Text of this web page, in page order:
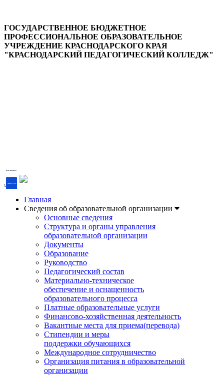
ГОСУДАРСТВЕННОЕ БЮДЖЕТНОЕ
ПРОФЕССИОНАЛЬНОЕ ОБРАЗОВАТЕЛЬНОЕ
УЧРЕЖДЕНИЕ КРАСНОДАРСКОГО КРАЯ
"КРАСНОДАРСКИЙ ПЕДАГОГИЧЕСКИЙ КОЛЛЕДЖ"
Есть вопрос?
Напишите об этом
Главная
Сведения об образовательной организации
Основные сведения
Структура и органы управления
образовательной организации
Документы
Образование
Руководство
Педагогический состав
Материально-техническое
обеспечение и оснащенность
образовательного процесса
Платные образовательные услуги
Финансово-хозяйственная деятельность
Вакантные места для приема(перевода)
Стипендии и меры
поддержки обучающихся
Международное сотрудничество
Организация питания в образовательной
организации